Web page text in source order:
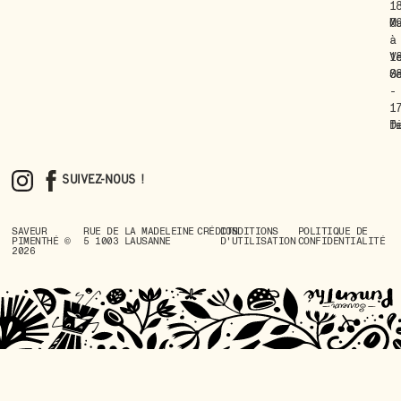
à
-
-
Suivez-nous !
SAVEUR
PIMENTHÉ ©
2026
RUE DE LA MADELEINE
5 1003 LAUSANNE
CRÉDITSCONDITIONS
D'UTILISATION
POLITIQUE DE
CONFIDENTIALITÉ